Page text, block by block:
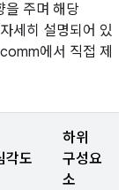
을 주며 해당
세히 설명되어 있
에서 직접 제
각도
하위
구성요
소